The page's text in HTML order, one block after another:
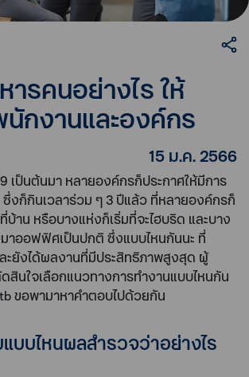
ารคนอย่างไร ให้
กงานและองค์กร
15 ม.ค. 2566
เป็นต้นมา หลายองค์กรก็ประกาศให้มีการ
ซึ่งก็กินเวลาร่วม ๆ 3 ปีแล้ว ที่หลายองค์กรก็
บ้าน หรือบางแห่งก็เริ่มที่จะไฮบริด และบาง
าออฟฟิศเป็นปกติ ซึ่งแบบไหนกันนะ ที่
ะยังได้ผลงานที่มีประสิทธิภาพสูงสุด ผู้
สินใจเลือกแนวทางการทำงานแบบไหนกัน
ขอพามาหาคำตอบไปด้วยกัน
บบไหนผลสำรวจว่าอย่างไร